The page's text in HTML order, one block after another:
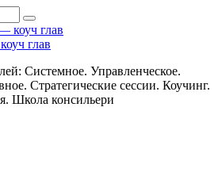
глав
Системное. Управленческое.
Стратегические сессии. Коучинг.
Школа консильери